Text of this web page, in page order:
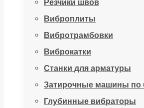
Резчики швов
Виброплиты
Вибротрамбовки
Виброкатки
Станки для арматуры
Затирочные машины по
Глубинные вибраторы